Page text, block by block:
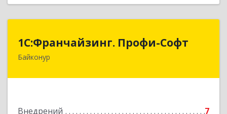
1С:Франчайзинг. Профи-Софт
Байконур
Внедрений
7
1С:Франчайзинг. Профи-Софт
468320, Байконур г, Ленина ул, дом № 10,